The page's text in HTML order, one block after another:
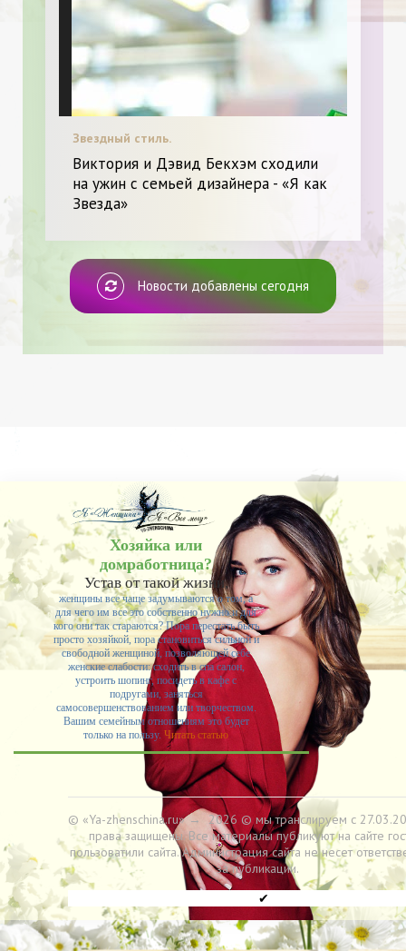
Звездный стиль.
Виктория и Дэвид Бекхэм сходили
на ужин с семьей дизайнера - «Я как
Звезда»
Новости добавлены сегодня
Хозяйка или
домработница?
Устав от такой жизни,
женщины все чаще задумываются о том, а
для чего им все это собственно нужно и для
кого они так стараются? Пора перестать быть
просто хозяйкой, пора становиться сильной и
свободной женщиной, позволяющей себе
женские слабости: сходить в спа салон,
устроить шопинг, посидеть в кафе с
подругами, заняться
самосовершенствованием или творчеством.
Вашим семейным отношениям это будет
только на пользу. Читать статью
© «Ya-zhenschina.ru»→ 2026 © мы транслируем с
права защищены. Все материалы публикуют на сайте
пользоватили сайта. Администрация сайта не несет
за публикации.
✔